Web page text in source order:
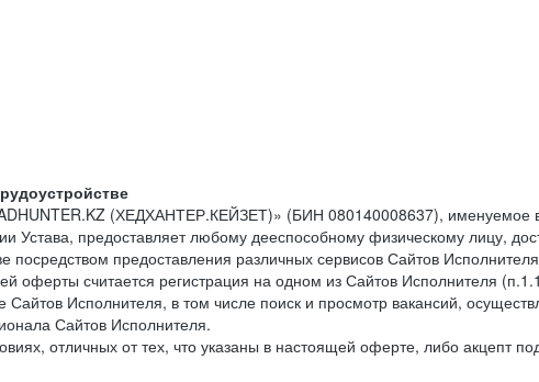
(ХЕДХАНТЕР.КЕЙЗЕТ)» (БИН 080140008637), именуемое
Устава, предоставляет любому дееспособному физическому лицу,
посредством предоставления различных сервисов Сайтов
оферты считается регистрация на одном из Сайтов Исполнителя
Исполнителя, в том числе поиск и просмотр вакансий,
Сайтов Исполнителя.
отличных от тех, что указаны в настоящей оферте, либо акцепт